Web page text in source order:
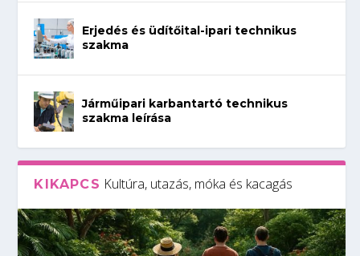
Erjedés és üdítőital-ipari technikus
szakma
Járműipari karbantartó technikus
szakma leírása
KIKAPCS Kultúra, utazás, móka és kacagás